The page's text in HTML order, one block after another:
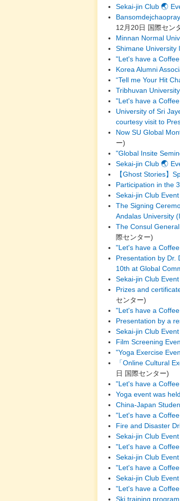
Sekai-jin Club 🌏
12月20日 国際セン
Minnan Normal
Shimane University
"Let's have a
Korea Alumni
“Tell me Your Hit
Tribhuvan
"Let's have a
University of Sri
courtesy visit to
Now SU Global
ー)
"Global Insite
Sekai-jin Club 🌏
【Ghost Stories】
Participation in the
Sekai-jin Club
The Signing
Andalas University
The Consul
際センター)
"Let's have a
Presentation by Dr.
10th at Global
Sekai-jin Club
Prizes and
センター)
"Let's have a
Presentation by a
Sekai-jin Club
Film Screening
"Yoga Exercise
「Online Cultural
日 国際センター)
"Let's have a
Yoga event was
China-Japan
"Let's have a
Fire and Disaster
Sekai-jin Club
"Let's have a
Sekai-jin Club
"Let's have a
Sekai-jin Club
"Let's have a
Ski training